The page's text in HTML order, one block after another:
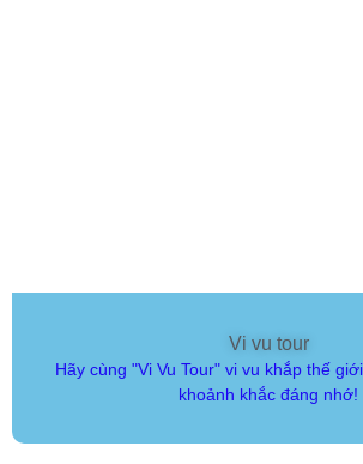
Vi vu tour
Hãy cùng "Vi Vu Tour" vi vu khắp thế
khoảnh khắc đáng nhớ!